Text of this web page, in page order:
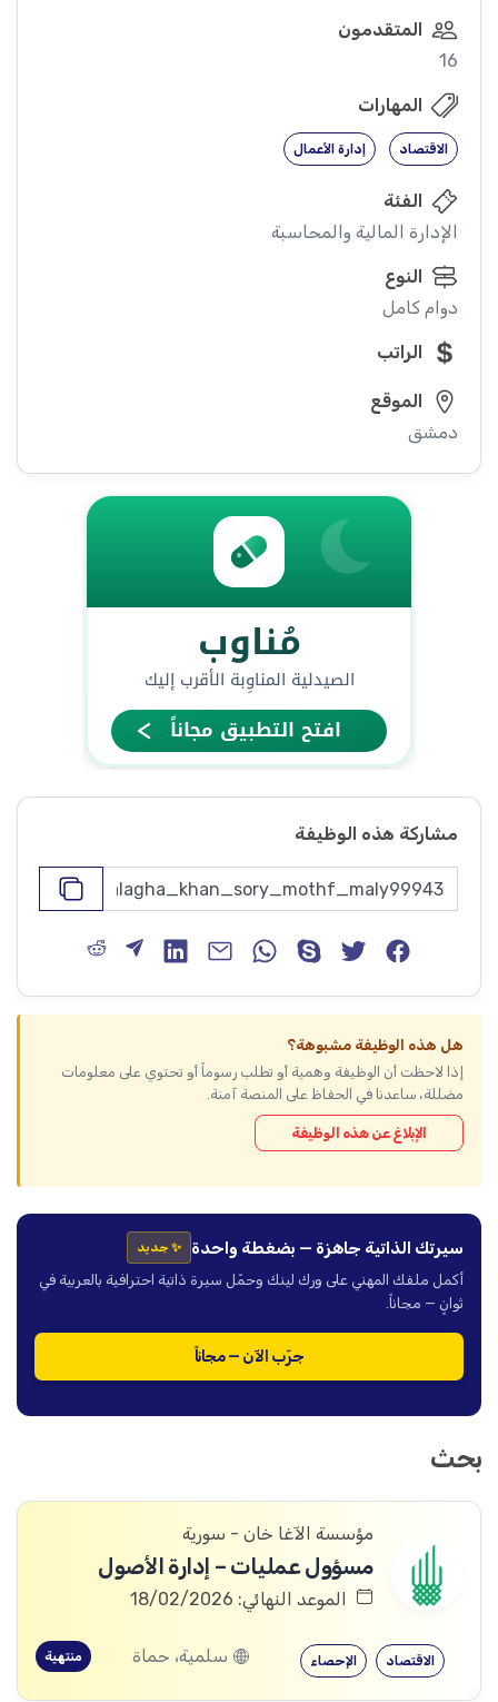
المتقدمون
16
المهارات
الاقتصاد إدارة الأعمال
الفئة
الإدارة المالية والمحاسبة
النوع
دوام كامل
الراتب
الموقع
دمشق
مشاركة هذه الوظيفة
هل هذه الوظيفة مشبوهة؟
إذا لاحظت أن الوظيفة وهمية أو تطلب رسوماً أو تحتوي على معلومات
مضللة، ساعدنا في الحفاظ على المنصة آمنة.
الإبلاغ عن هذه الوظيفة
سيرتك الذاتية جاهزة — بضغطة واحدة ✨ جديد
أكمل ملفك المهني على ورك لينك وحمّل سيرة ذاتية احترافية بالعربية في
ثوانٍ — مجاناً.
جرّب الآن — مجاناً
بحث
مؤسسة الآغا خان - سورية
مسؤول عمليات – إدارة الأصول
الموعد النهائي: 18/02/2026
الإحصاء الاقتصاد سلمية، حماة منتهية